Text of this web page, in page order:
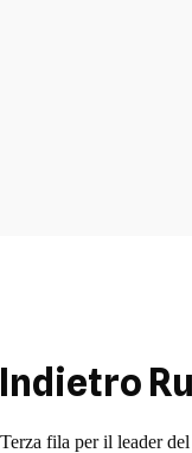
fila per il leader